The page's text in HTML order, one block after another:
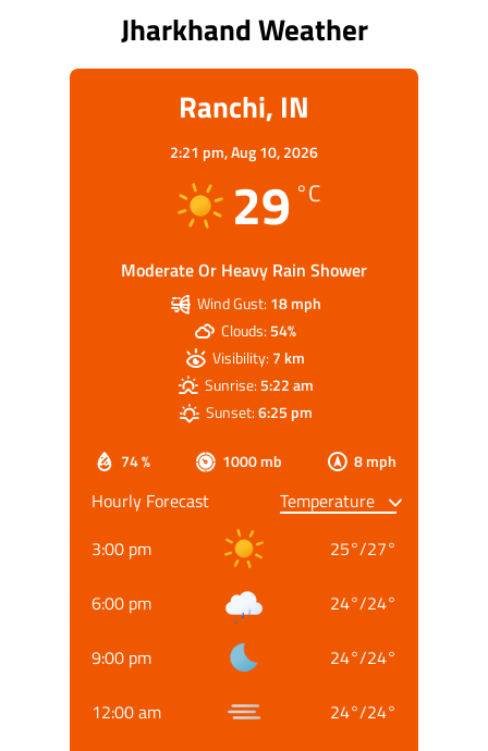
Jharkhand Weather
Ranchi, IN
2:21 pm,Aug 10, 2026
29 °C
Moderate Or Heavy Rain Shower
74 % 1000 mb 8 mph
Wind Gust: 18 mph
Clouds:54%
Visibility:7 km
Sunrise:5:22 am
Sunset:6:25 pm
Hourly Forecast
3:00 pm
25°/27°
6:00 pm 24°/24°
9:00 pm 24°/24°
12:00 am 24°/24°